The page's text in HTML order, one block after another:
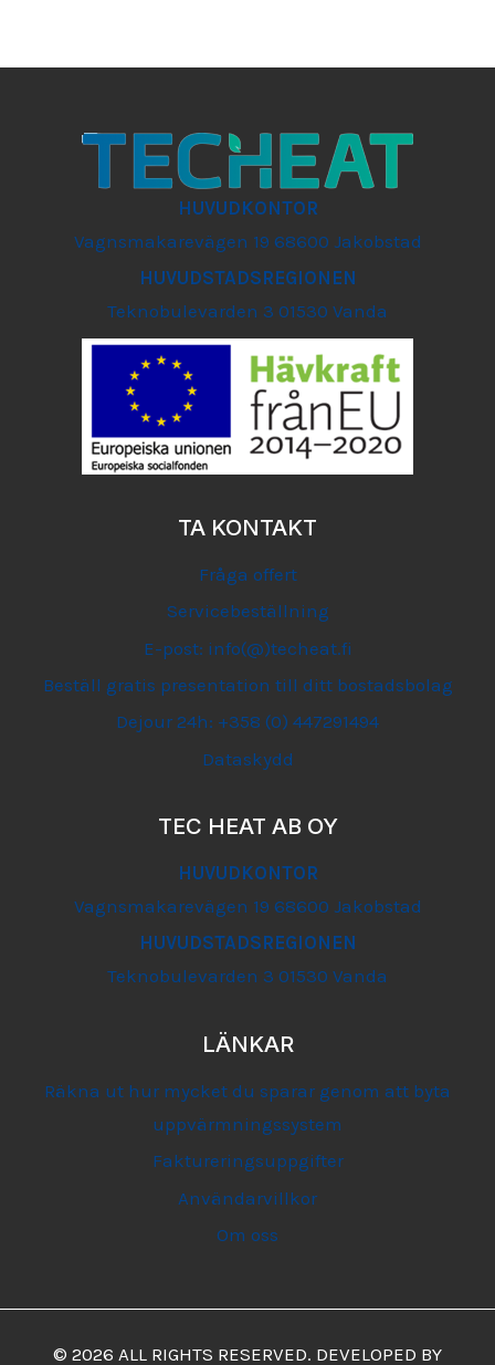
HUVUDKONTOR
Vagnsmakarevägen 19 68600 Jakobstad
HUVUDSTADSREGIONEN
Teknobulevarden 3 01530 Vanda
TA KONTAKT
Fråga offert
Servicebeställning
E-post: info(@)techeat.fi
Beställ gratis presentation till ditt bostadsbolag
Dejour 24h: +358 (0) 447291494
Dataskydd
TEC HEAT AB OY
HUVUDKONTOR
Vagnsmakarevägen 19 68600 Jakobstad
HUVUDSTADSREGIONEN
Teknobulevarden 3 01530 Vanda
LÄNKAR
Räkna ut hur mycket du sparar genom att byta
uppvärmningssystem
Faktureringsuppgifter
Användarvillkor
Om oss
© 2026 ALL RIGHTS RESERVED. DEVELOPED BY